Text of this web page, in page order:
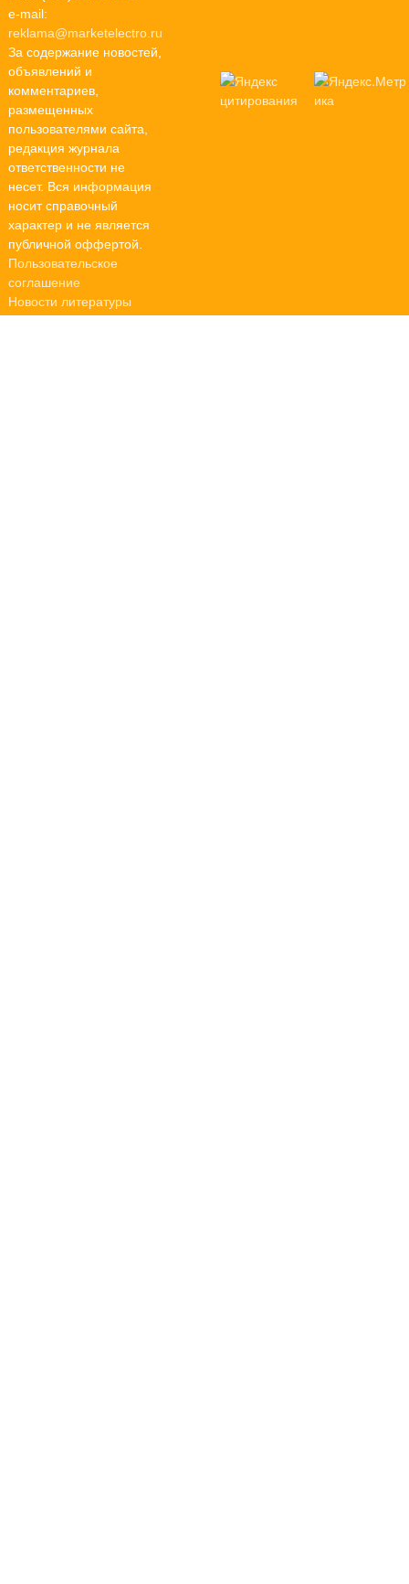
e-mail:
reklama@marketelectro.ru
За содержание новостей,
объявлений и
комментариев,
размещенных
пользователями сайта,
редакция журнала
ответственности не
несет. Вся информация
носит справочный
характер и не является
публичной оффертой.
Пользовательское
соглашение
Новости литературы